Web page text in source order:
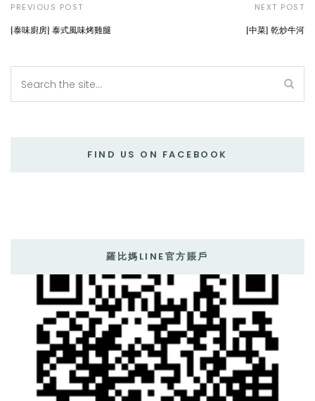
PREVIOUS POST
[泰味廚房] 泰式風味烤雞腿
NEXT POST
[中菜] 乾炒牛河
FIND US ON FACEBOOK
羅比媽LINE官方賬戶